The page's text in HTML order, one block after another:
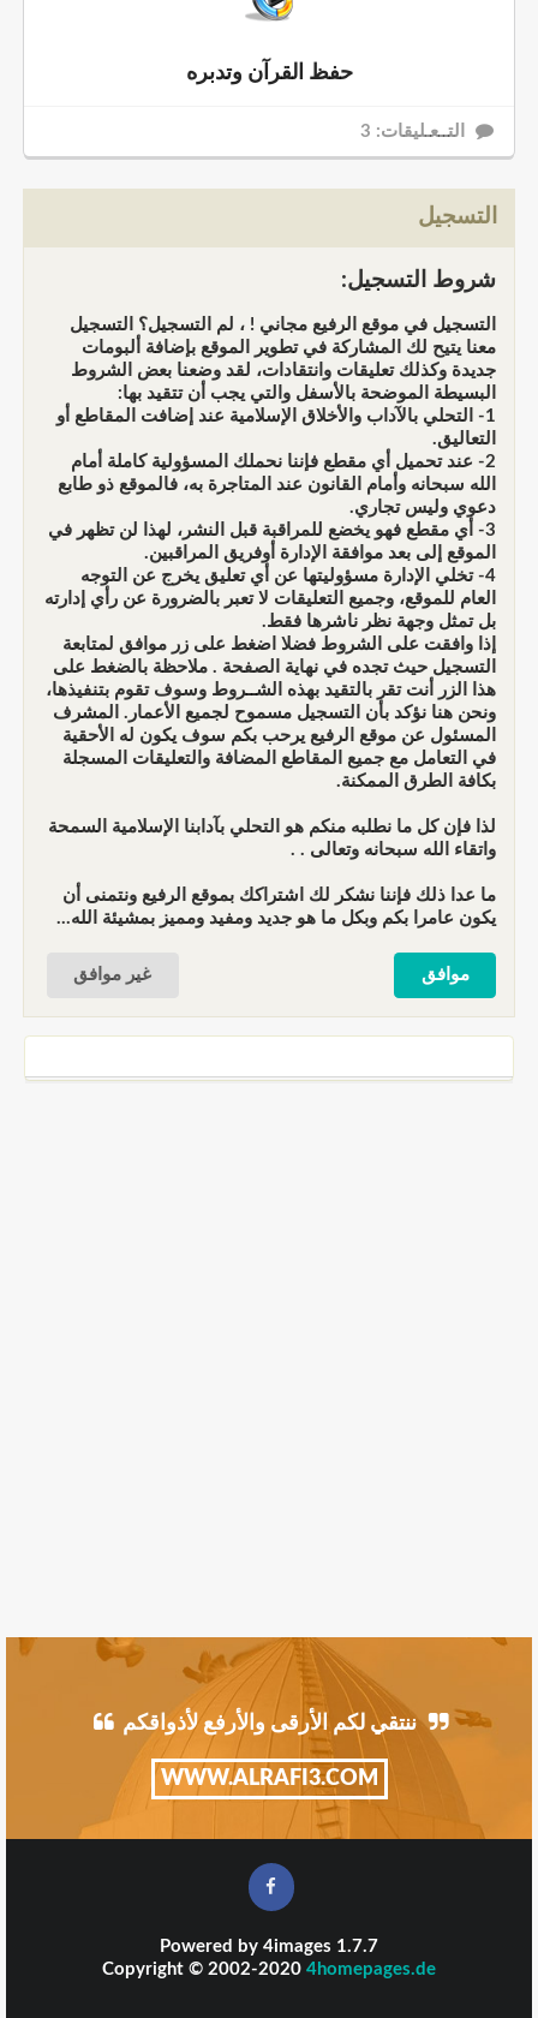
حفظ القرآن وتدبره
التــعـليقات: 3
التسجيل
شروط التسجيل:
التسجيل في موقع الرفيع مجاني ! ، لم التسجيل؟ التسجيل
معنا يتيح لك المشاركة في تطوير الموقع بإضافة ألبومات
جديدة وكذلك تعليقات وانتقادات، لقد وضعنا بعض الشروط
البسيطة الموضحة بالأسفل والتي يجب أن تتقيد بها:
1- التحلي بالآداب والأخلاق الإسلامية عند إضافت المقاطع أو
التعاليق.
2- عند تحميل أي مقطع فإننا نحملك المسؤولية كاملة أمام
الله سبحانه وأمام القانون عند المتاجرة به، فالموقع ذو طابع
دعوي وليس تجاري.
3- أي مقطع فهو يخضع للمراقبة قبل النشر، لهذا لن تظهر في
الموقع إلى بعد موافقة الإدارة أوفريق المراقبين.
4- تخلي الإدارة مسؤوليتها عن أي تعليق يخرج عن التوجه
العام للموقع، وجميع التعليقات لا تعبر بالضرورة عن رأي إدارته
بل تمثل وجهة نظر ناشرها فقط.
إذا وافقت على الشروط فضلا اضغط على زر موافق لمتابعة
التسجيل حيث تجده في نهاية الصفحة . ملاحظة بالضغط على
هذا الزر أنت تقر بالتقيد بهذه الشــروط وسوف تقوم بتنفيذها،
ونحن هنا نؤكد بأن التسجيل مسموح لجميع الأعمار. المشرف
المسئول عن موقع الرفيع يرحب بكم سوف يكون له الأحقية
في التعامل مع جميع المقاطع المضافة والتعليقات المسجلة
بكافة الطرق الممكنة.
لذا فإن كل ما نطلبه منكم هو التحلي بآدابنا الإسلامية السمحة
واتقاء الله سبحانه وتعالى . .
ما عدا ذلك فإننا نشكر لك اشتراكك بموقع الرفيع ونتمنى أن
يكون عامرا بكم وبكل ما هو جديد ومفيد ومميز بمشيئة الله...
ننتقي لكم الأرقى والأرفع لأذواقكم
WWW.ALRAFI3.COM
Powered by 4images 1.7.7
Copyright © 2002-2020 4homepages.de